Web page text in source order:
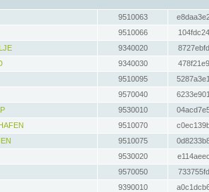
9510063
9510066
9340020
9340030
9510095
9570040
9530010
9510070
9510075
9530020
9570050
9390010